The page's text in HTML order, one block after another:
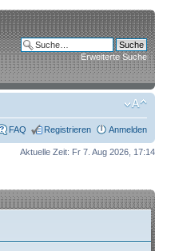
Erweiterte Suche
FAQ Registrieren Anmelden
Aktuelle Zeit: Fr 7. Aug 2026, 17:14